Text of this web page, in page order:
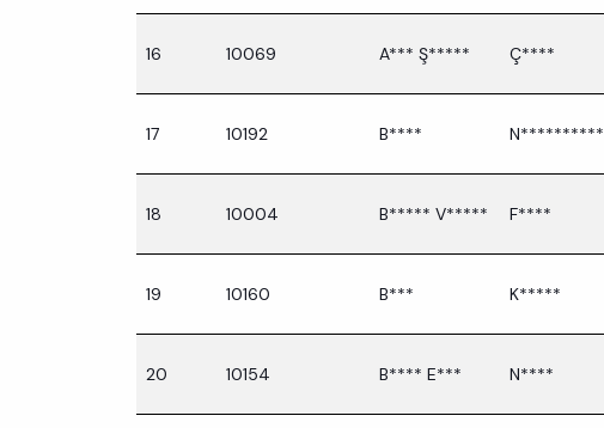
16 10069 A*** Ş***** Ç****
17 10192 B**** N**********
18 10004 B***** V***** F****
19 10160 B*** K*****
20 10154 B**** E*** N****